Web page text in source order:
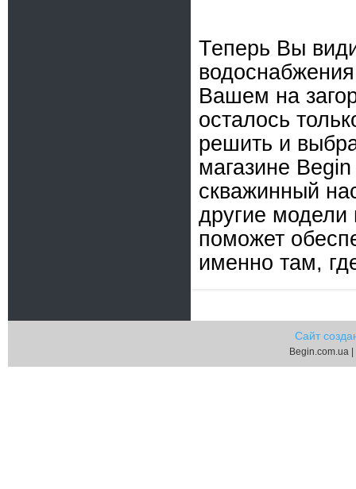
Теперь Вы
Вашем на
осталось
решить и
магазине
скважинный
другие модели
поможет
именно там,
Сайт
Begin.com.ua |